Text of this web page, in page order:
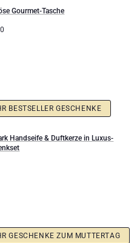
Schokoladen
Schokoladen
Gourmet-Tasche
BESTSELLER GESCHENKE
Handseife & Duftkerze in Luxus-
GESCHENKE ZUM MUTTERTAG